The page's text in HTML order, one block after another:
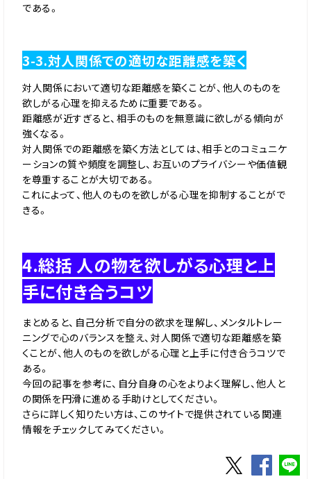
である。
3-3.対人関係での適切な距離感を築く
対人関係において適切な距離感を築くことが、他人のものを
欲しがる心理を抑えるために重要である。
距離感が近すぎると、相手のものを無意識に欲しがる傾向が
強くなる。
対人関係での距離感を築く方法としては、相手とのコミュニケ
ーションの質や頻度を調整し、お互いのプライバシーや価値観
を尊重することが大切である。
これによって、他人のものを欲しがる心理を抑制することがで
きる。
4.総括 人の物を欲しがる心理と上
手に付き合うコツ
まとめると、自己分析で自分の欲求を理解し、メンタルトレー
ニングで心のバランスを整え、対人関係で適切な距離感を築
くことが、他人のものを欲しがる心理と上手に付き合うコツで
ある。
今回の記事を参考に、自分自身の心をよりよく理解し、他人と
の関係を円滑に進める手助けとしてください。
さらに詳しく知りたい方は、このサイトで提供されている関連
情報をチェックしてみてください。